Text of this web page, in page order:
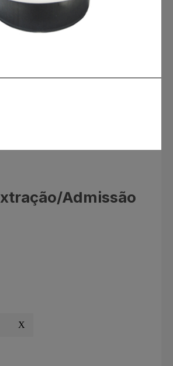
Admissão